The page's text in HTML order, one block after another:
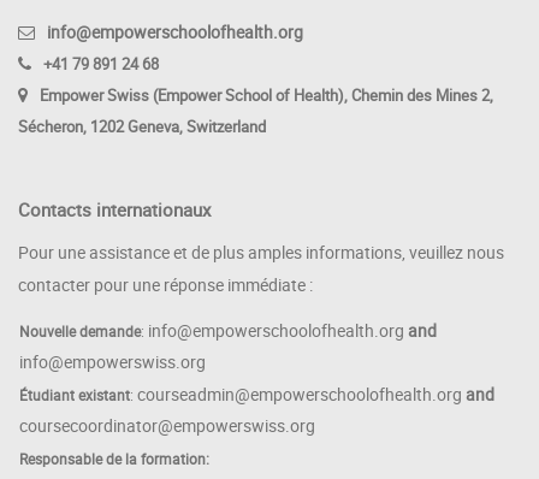
info@empowerschoolofhealth.org
+41 79 891 24 68
Empower Swiss (Empower School of Health), Chemin des Mines 2,
Sécheron, 1202 Geneva, Switzerland
Contacts internationaux
Pour une assistance et de plus amples informations, veuillez nous
contacter pour une réponse immédiate :
Nouvelle demande: info@empowerschoolofhealth.org and
info@empowerswiss.org
Étudiant existant: courseadmin@empowerschoolofhealth.org and
coursecoordinator@empowerswiss.org
Responsable de la formation: